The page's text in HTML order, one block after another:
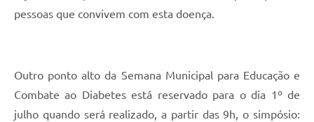
pessoas que convivem com esta doença.
Outro ponto alto da Semana Municipal para Educação e
Combate ao Diabetes está reservado para o dia 1º de
julho quando será realizado, a partir das 9h, o simpósio: